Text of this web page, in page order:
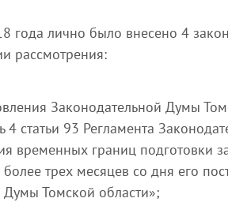
года лично было внесено 4
рассмотрения:
Законодательной Думы
4 статьи 93 Регламента
временных границ подготовки
трех месяцев со дня его
Думы Томской области»;